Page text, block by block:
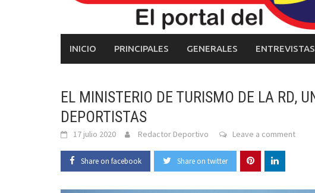
INICIO PRINCIPALES GENERALES ENTREVISTAS
EL MINISTERIO DE TURISMO DE LA RD,
DEPORTISTAS
17 julio 2020 Redactor Deportivo Leave a comment
Share on facebook Share on twitter